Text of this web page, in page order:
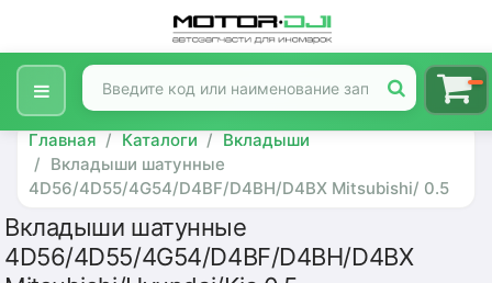
Главная Каталоги
Вкладыши
Вкладыши шатунные
4D56/4D55/4G54/D4BF/D4BH/D4BX Mitsubishi/ 0.5
Вкладыши шатунные
4D56/4D55/4G54/D4BF/D4BH/D4BX